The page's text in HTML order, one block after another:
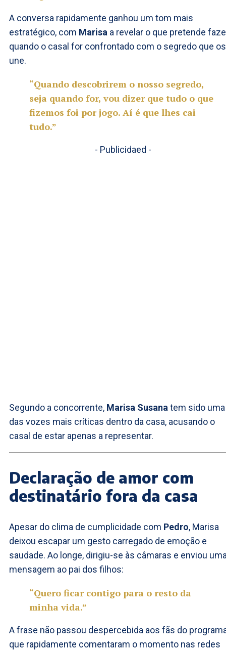
A conversa rapidamente ganhou um tom mais
estratégico, com Marisa a revelar o que pretende
quando o casal for confrontado com o segredo que os
une.
“Quando descobrirem o nosso segredo,
seja quando for, vou dizer que tudo o que
fizemos foi por jogo. Aí é que lhes cai
tudo.”
- Publicidaed -
Segundo a concorrente, Marisa Susana tem sido uma
das vozes mais críticas dentro da casa, acusando o
casal de estar apenas a representar.
Declaração de amor com
destinatário fora da casa
Apesar do clima de cumplicidade com Pedro, Marisa
deixou escapar um gesto carregado de emoção e
saudade. Ao longe, dirigiu-se às câmaras e enviou
mensagem ao pai dos filhos:
“Quero ficar contigo para o resto da
minha vida.”
A frase não passou despercebida aos fãs do
que rapidamente comentaram o momento nas redes